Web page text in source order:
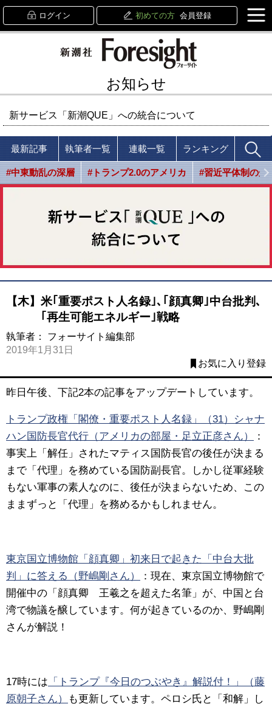
ログイン 初めての方 会員登録
お知らせ
新サービス「新潮QUE」への統合について
最新記事 執筆者一覧 連載一覧 ランキング
#中東動乱の深層 #トランプ2.0のアメリカ #習近平体制の光
【木】米｢重要ポスト人名録｣､｢顔真卿｣中台批判､
｢再生可能エネルギー｣戦略
執筆者： フォーサイト編集部
2019年1月31日
お気に入り登録
昨日午後、下記2本の記事をアップデートしています。
トランプ政権「閣僚・重要ポスト人名録」（31）シャナ
ハン国防長官代行（アメリカの部屋・足立正彦さん）
：
事実上「解任」されたマティス国防長官の後任が決まる
まで「代理」を務めている国防副長官。しかし従軍経験
もない軍事の素人なのに、後任が決まらないため、この
ままずっと「代理」を務めるかもしれません。
東京国立博物館「顔真卿」初来日で起きた「中台大批
判」に答える（野嶋剛さん）
：現在、東京国立博物館で
開催中の「顔真卿 王羲之を超えた名筆」が、中国と台
湾で物議を醸しています。何が起きているのか、野嶋剛
さんが解説！
17時には 「トランプ『今日のつぶやき』解説付！」（藤
原朝子さん）
も更新しています。ペロシ氏と「和解」し